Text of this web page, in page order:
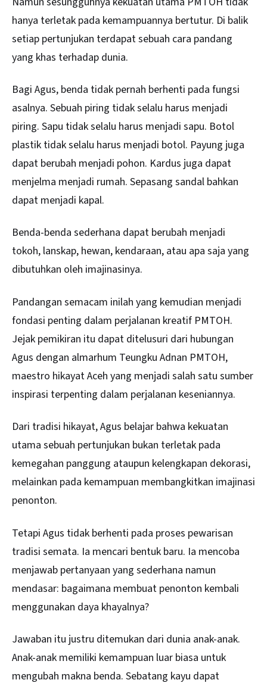
hanya terletak pada kemampuannya bertutur. Di balik
setiap pertunjukan terdapat sebuah cara pandang
yang khas terhadap dunia.
Bagi Agus, benda tidak pernah berhenti pada fungsi
asalnya. Sebuah piring tidak selalu harus menjadi
piring. Sapu tidak selalu harus menjadi sapu. Botol
plastik tidak selalu harus menjadi botol. Payung juga
dapat berubah menjadi pohon. Kardus juga dapat
menjelma menjadi rumah. Sepasang sandal bahkan
dapat menjadi kapal.
Benda-benda sederhana dapat berubah menjadi
tokoh, lanskap, hewan, kendaraan, atau apa saja yang
dibutuhkan oleh imajinasinya.
Pandangan semacam inilah yang kemudian menjadi
fondasi penting dalam perjalanan kreatif PMTOH.
Jejak pemikiran itu dapat ditelusuri dari hubungan
Agus dengan almarhum Teungku Adnan PMTOH,
maestro hikayat Aceh yang menjadi salah satu sumber
inspirasi terpenting dalam perjalanan keseniannya.
Dari tradisi hikayat, Agus belajar bahwa kekuatan
utama sebuah pertunjukan bukan terletak pada
kemegahan panggung ataupun kelengkapan dekorasi,
melainkan pada kemampuan membangkitkan imajinasi
penonton.
Tetapi Agus tidak berhenti pada proses pewarisan
tradisi semata. Ia mencari bentuk baru. Ia mencoba
menjawab pertanyaan yang sederhana namun
mendasar: bagaimana membuat penonton kembali
menggunakan daya khayalnya?
Jawaban itu justru ditemukan dari dunia anak-anak.
Anak-anak memiliki kemampuan luar biasa untuk
mengubah makna benda. Sebatang kayu dapat